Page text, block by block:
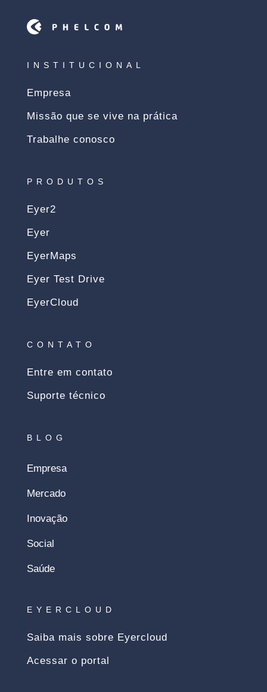
INSTITUCIONAL
Empresa
Missão que se vive na prática
Trabalhe conosco
PRODUTOS
Eyer2
Eyer
EyerMaps
Eyer Test Drive
EyerCloud
CONTATO
Entre em contato
Suporte técnico
BLOG
Empresa
Mercado
Inovação
Social
Saúde
EYERCLOUD
Saiba mais sobre Eyercloud
Acessar o portal